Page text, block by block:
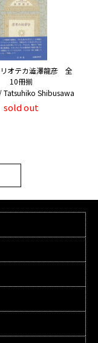
オテカ澁澤龍彦 全
10冊揃
Tatsuhiko Shibusawa
sold out